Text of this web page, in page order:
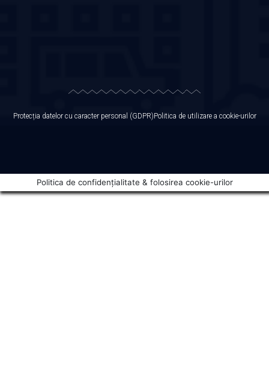
Protecția datelor cu caracter personal (GDPR)Politica de utilizare a cookie-urilor
Politica de confidențialitate & folosirea cookie-urilor